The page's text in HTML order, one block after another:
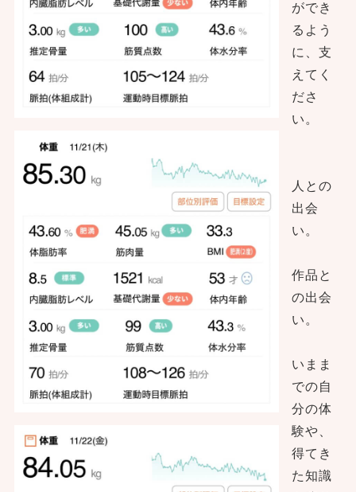
ができ
るよう
に、支
えてく
ださ
い。
人との
出会
い。
作品と
の出会
い。
いまま
での自
分の体
験や、
得てき
た知識